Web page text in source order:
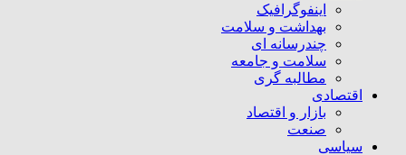
اینفوگرافیک
بهداشت و سلامت
چندرسانه ای
سلامت و جامعه
مطالبه گری
اقتصادی
بازار و اقتصاد
صنعت
سیاسی